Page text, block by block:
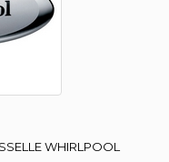
WHIRLPOOL